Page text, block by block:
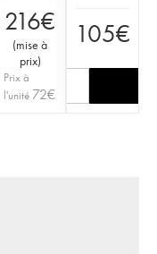
216€
(mise à
prix)
Prix à
l'unité 72€
105€